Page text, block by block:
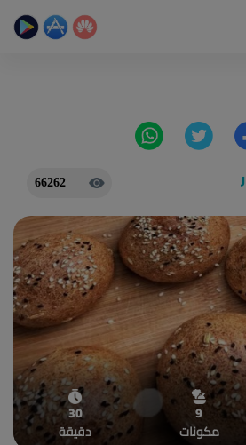
_ حساب السعرات _ تمارين منزلية
66262
9
مكونات
30
دقيقة